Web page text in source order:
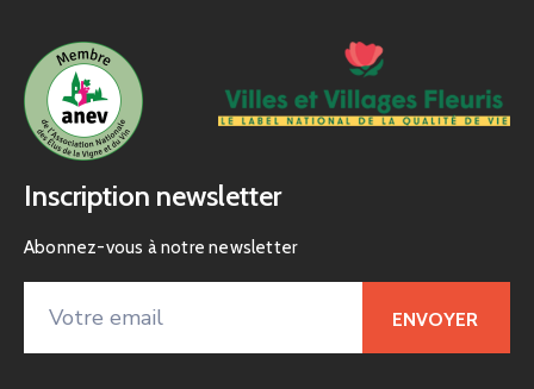
Inscription newsletter
Abonnez-vous à notre newsletter